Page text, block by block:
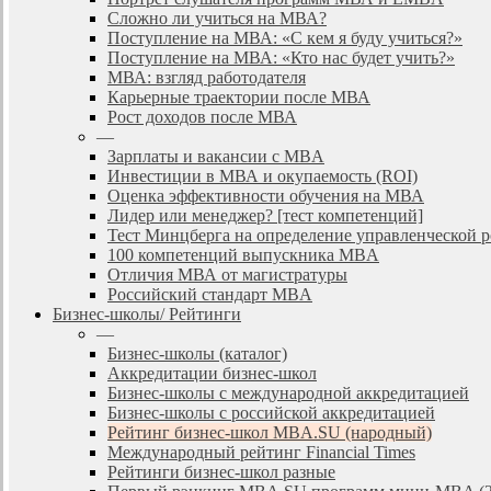
Сложно ли учиться на МВА?
Поступление на МВА: «С кем я буду учиться?»
Поступление на МВА: «Кто нас будет учить?»
МВА: взгляд работодателя
Карьерные траектории после МВА
Рост доходов после МВА
—
Зарплаты и вакансии с MBA
Инвестиции в МВА и окупаемость (ROI)
Оценка эффективности обучения на МВА
Лидер или менеджер? [тест компетенций]
Тест Минцберга на определение управленческой
100 компетенций выпускника MBA
Отличия МВА от магистратуры
Российский стандарт MBA
Бизнес-школы/ Рейтинги
—
Бизнес-школы (каталог)
Аккредитации бизнес-школ
Бизнес-школы с международной аккредитацией
Бизнес-школы с российской аккредитацией
Рейтинг бизнес-школ MBA.SU (народный)
Международный рейтинг Financial Times
Рейтинги бизнес-школ разные